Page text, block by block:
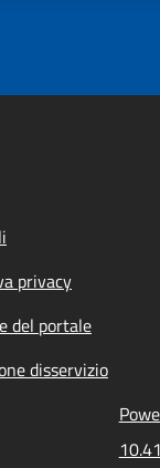
privacy
del portale
disservizio